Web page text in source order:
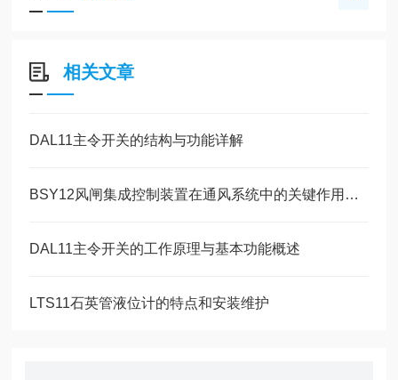
相关文章
DAL11主令开关的结构与功能详解
BSY12风闸集成控制装置在通风系统中的关键作用说明
DAL11主令开关的工作原理与基本功能概述
LTS11石英管液位计的特点和安装维护